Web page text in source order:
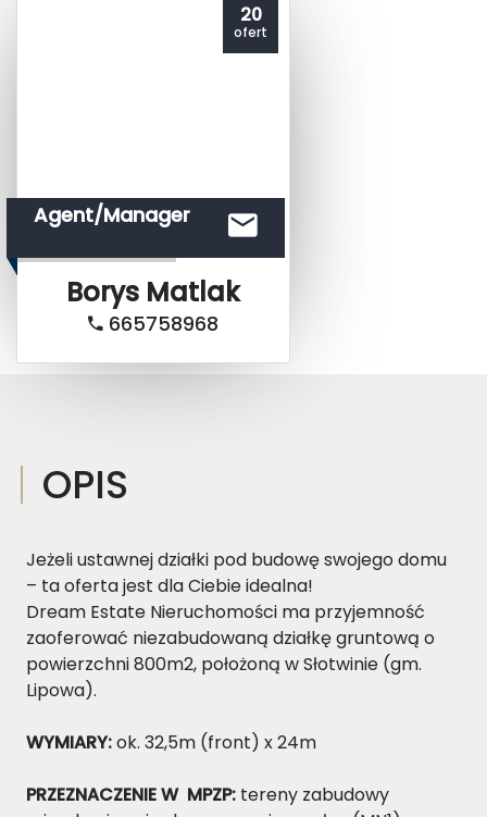
20
ofert
Agent/Manager
Borys Matlak
665758968
OPIS
Jeżeli ustawnej działki pod budowę swojego domu
– ta oferta jest dla Ciebie idealna!
Dream Estate Nieruchomości ma przyjemność
zaoferować niezabudowaną działkę gruntową o
powierzchni 800m2, położoną w Słotwinie (gm.
Lipowa).
WYMIARY:ok. 32,5m (front) x 24m
PRZEZNACZENIE W MPZP: tereny zabudowy